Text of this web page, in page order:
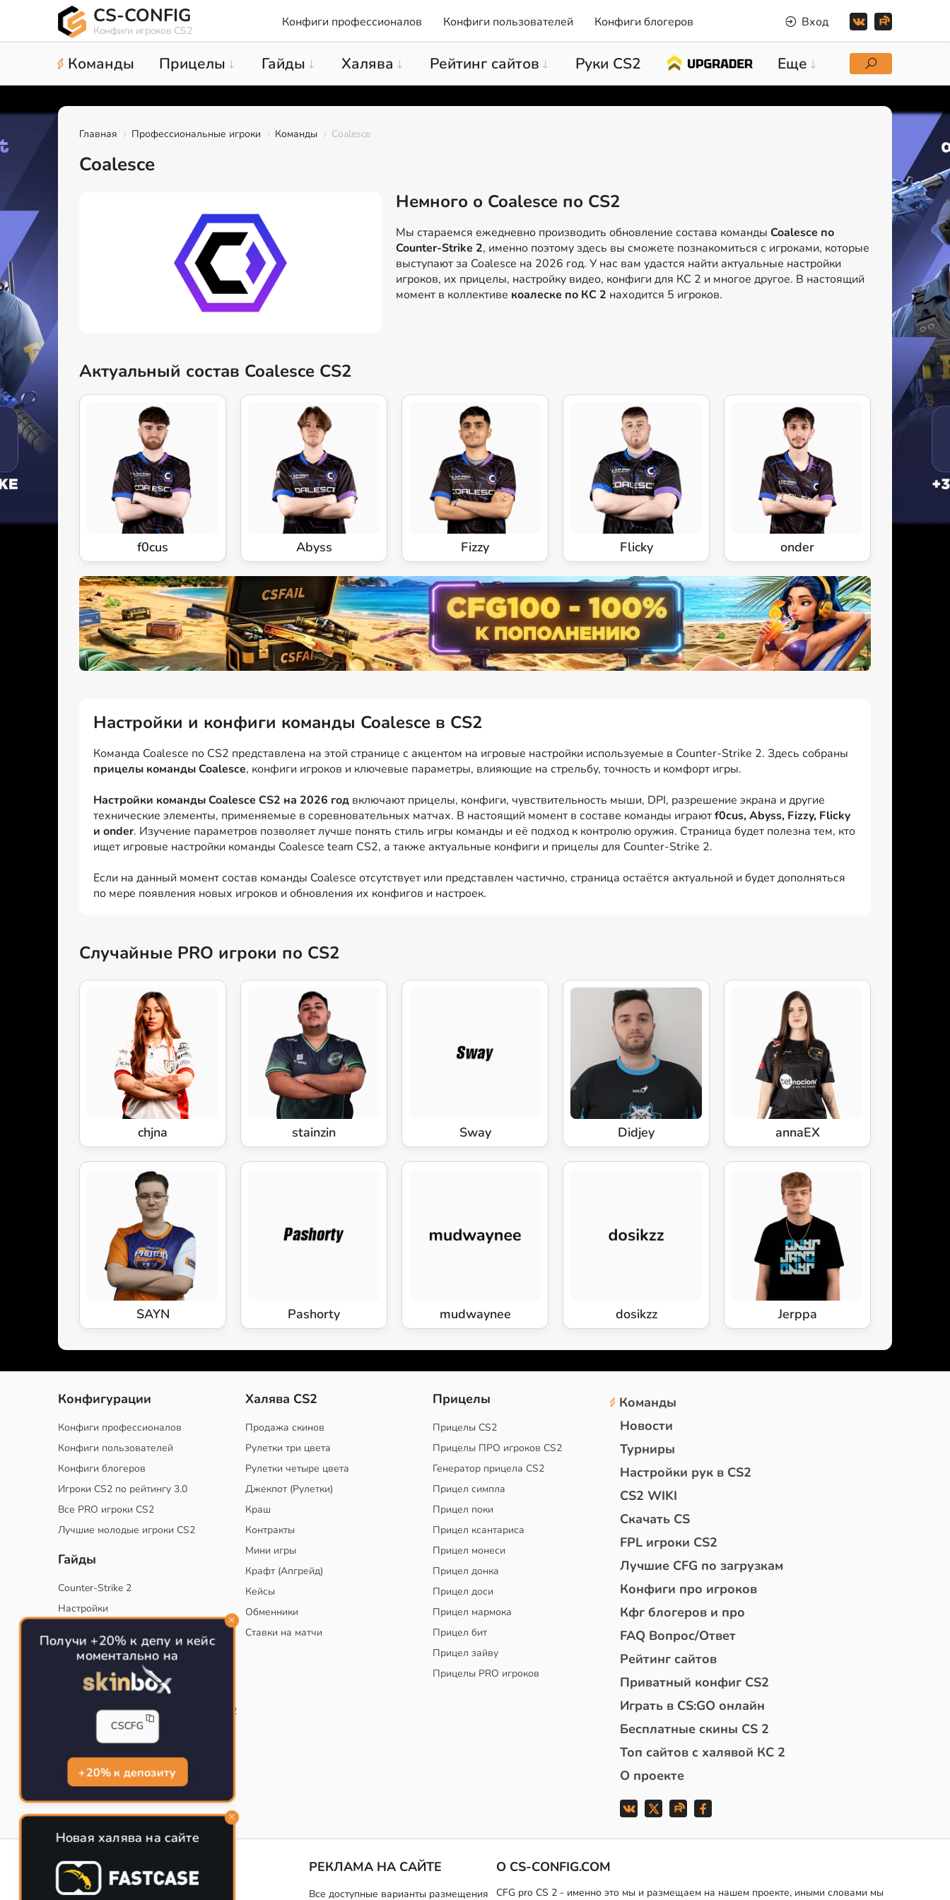
CS-CONFIG
Конфиги игроков CS2
Конфиги профессионалов Конфиги пользователей Конфиги блогеров Вход
Команды Прицелы Гайды Халява Рейтинг сайтов Руки CS2 Еще
Главная Профессиональные игроки Команды Coalesce
Coalesce
Немного о Coalesce по CS2
Мы стараемся ежедневно производить обновление состава команды Coalesce по
Counter-Strike 2, именно поэтому здесь вы сможете познакомиться с игроками, которые
выступают за Coalesce на 2026 год. У нас вам удастся найти актуальные настройки
игроков, их прицелы, настройку видео, конфиги для КС 2 и многое другое. В настоящий
момент в коллективе коалеске по КС 2 находится 5 игроков.
Актуальный состав Coalesce CS2
f0cus Abyss Fizzy Flicky onder
Настройки и конфиги команды Coalesce в CS2
Команда Coalesce по CS2 представлена на этой странице с акцентом на игровые настройки используемые в Counter-Strike 2. Здесь собраны
прицелы команды Coalesce, конфиги игроков и ключевые параметры, влияющие на стрельбу, точность и комфорт игры.
Настройки команды Coalesce CS2 на 2026 год включают прицелы, конфиги, чувствительность мыши, DPI, разрешение экрана и другие
технические элементы, применяемые в соревновательных матчах. В настоящий момент в составе команды играютf0cus, Abyss, Fizzy, Flicky
и onder. Изучение параметров позволяет лучше понять стиль игры команды и её подход к контролю оружия. Страница будет полезна тем, кто
ищет игровые настройки команды Coalesce team CS2, а также актуальные конфиги и прицелы для Counter-Strike 2.
Если на данный момент состав команды Coalesce отсутствует или представлен частично, страница остаётся актуальной и будет дополняться
по мере появления новых игроков и обновления их конфигов и настроек.
Случайные PRO игроки по CS2
chjna stainzin Sway Didjey annaEX
SAYN Pashorty mudwaynee dosikzz Jerppa
Конфигурации
Конфиги профессионалов
Конфиги пользователей
Конфиги блогеров
Игроки CS2 по рейтингу 3.0
Все PRO игроки CS2
Лучшие молодые игроки CS2
Гайды
Counter-Strike 2
Настройки
Тактики
Конфиг для тренировок в CS
Как сохранить свой конфиг CS
Инста смоки на карте de_mirage в CS2
Рабочий бинд на Jumpthrow
Халява CS2
Продажа скинов
Рулетки три цвета
Рулетки четыре цвета
Джекпот (Рулетки)
Краш
Контракты
Мини игры
Крафт (Апгрейд)
Кейсы
Обменники
Ставки на матчи
Прицелы
Прицелы CS2
Прицелы ПРО игроков CS2
Генератор прицела CS2
Прицел симпла
Прицел поки
Прицел ксантариса
Прицел монеси
Прицел донка
Прицел доси
Прицел мармока
Прицел бит
Прицел зайву
Прицелы PRO игроков
Команды
Новости
Турниры
Настройки рук в CS2
CS2 WIKI
Скачать CS
FPL игроки CS2
Лучшие CFG по загрузкам
Конфиги про игроков
Кфг блогеров и про
FAQ Вопрос/Ответ
Рейтинг сайтов
Приватный конфиг CS2
Играть в CS:GO онлайн
Бесплатные скины CS 2
Топ сайтов с халявой КС 2
О проекте
CS-CONFIG
Конфиги игроков CS2
РЕКЛАМА НА САЙТЕ
Все доступные варианты размещения
О CS-CONFIG.COM
CFG pro CS 2 - именно это мы и размещаем на нашем проекте, иными словами мы
Получи +20% к депу и кейс
моментально на
CSCFG
+20% к депозиту
Новая халява на сайте